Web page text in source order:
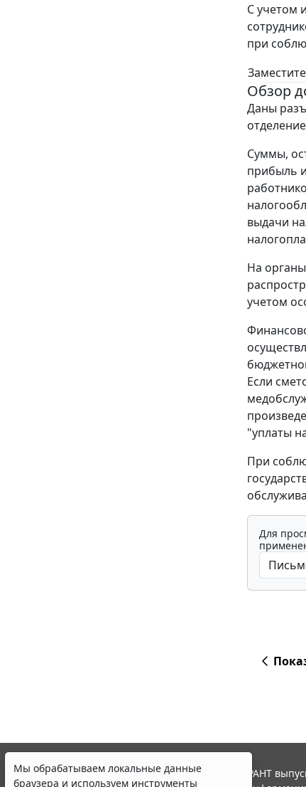
С учетом
при
Обзор
Даны
Суммы,
прибыль
выдачи
На
учетом
Если
"уплаты
При
Для
Мы обрабатываем локальные данные
браузера и используем инструменты
© ООО "НПП "ГАРАНТ-СЕРВИС", 2026. Система ГАРАНТ